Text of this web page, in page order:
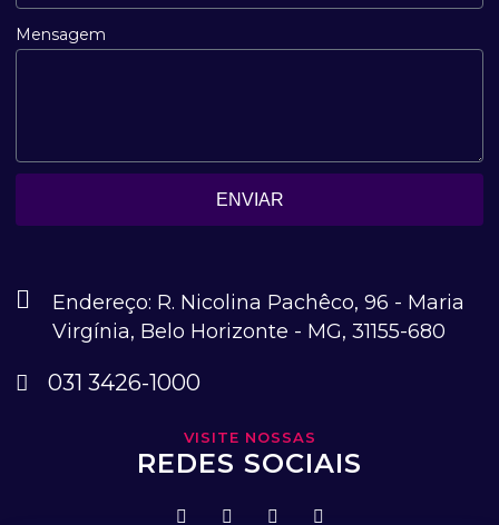
Mensagem
ENVIAR
Endereço: R. Nicolina Pachêco, 96 - Maria
Virgínia, Belo Horizonte - MG, 31155-680
031 3426-1000
VISITE NOSSAS
REDES SOCIAIS